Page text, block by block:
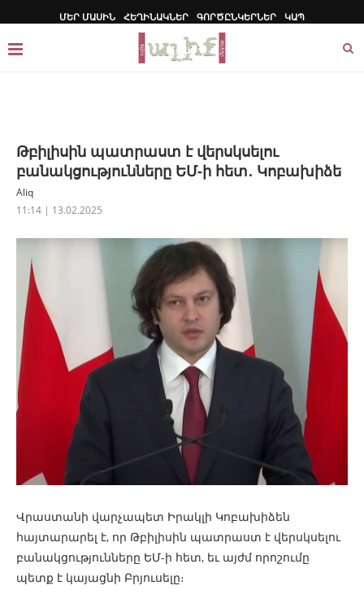
ՄԵՐ ՄԱՍԻՆ ՀԵՂԻՆԱԿՆԵՐ ԳՈՐԾԸՆԿԵՐՆԵՐ ԿԱՊ
Թբիլիսին պատրաստ է վերսկսելու
բանակցությունները ԵՄ-ի հետ․ Կոբախիձե
Aliq
11:14 | 13.02.2025
Վրաստանի վարչապետ Իրակլի Կոբախիձեն
հայտարարել է, որ Թբիլիսին պատրաստ է վերսկսելու
բանակցությունները ԵՄ-ի հետ, եւ այժմ որոշումը
պետք է կայացնի Բրյուսելը։